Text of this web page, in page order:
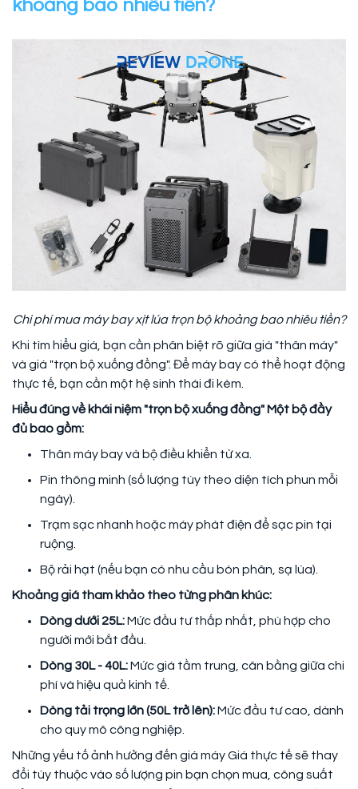
khoảng bao nhiêu tiền?
Chi phí mua máy bay xịt lúa trọn bộ khoảng bao nhiêu tiền?
Khi tìm hiểu giá, bạn cần phân biệt rõ giữa giá "thân máy"
và giá "trọn bộ xuống đồng". Để máy bay có thể hoạt động
thực tế, bạn cần một hệ sinh thái đi kèm.
Hiểu đúng về khái niệm "trọn bộ xuống đồng" Một bộ đầy
đủ bao gồm:
Thân máy bay và bộ điều khiển từ xa.
Pin thông minh (số lượng tùy theo diện tích phun mỗi
ngày).
Trạm sạc nhanh hoặc máy phát điện để sạc pin tại
ruộng.
Bộ rải hạt (nếu bạn có nhu cầu bón phân, sạ lúa).
Khoảng giá tham khảo theo từng phân khúc:
Dòng dưới 25L:Mức đầu tư thấp nhất, phù hợp cho
người mới bắt đầu.
Dòng 30L - 40L:Mức giá tầm trung, cân bằng giữa chi
phí và hiệu quả kinh tế.
Dòng tải trọng lớn (50L trở lên):Mức đầu tư cao, dành
cho quy mô công nghiệp.
Những yếu tố ảnh hưởng đến giá máy Giá thực tế sẽ thay
đổi tùy thuộc vào số lượng pin bạn chọn mua, công suất